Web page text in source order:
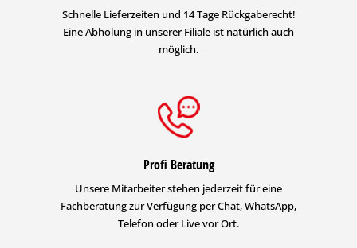
Schnelle Lieferzeiten und 14 Tage Rückgaberecht!
Eine Abholung in unserer Filiale ist natürlich auch
möglich.
Profi Beratung
Unsere Mitarbeiter stehen jederzeit für eine
Fachberatung zur Verfügung per Chat, WhatsApp,
Telefon oder Live vor Ort.